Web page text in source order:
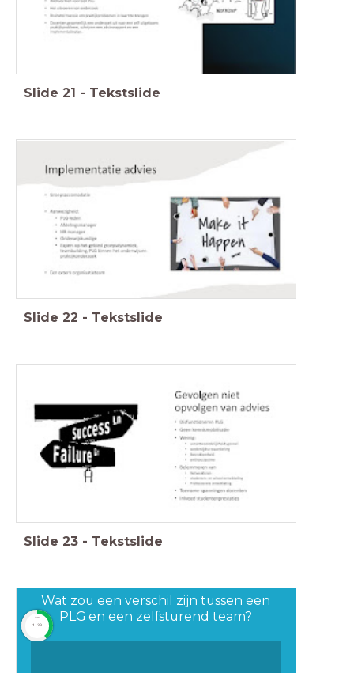
Slide 21 - Tekstslide
Slide 22 - Tekstslide
Slide 23 - Tekstslide
Wat zou een verschil zijn tussen een
PLG en een zelfsturend team?
timer
1:30